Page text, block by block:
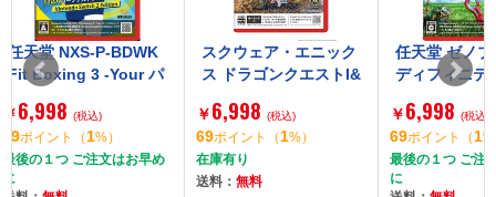
スクウェア・エニック
ス ドラゴンクエストI&
ト]
￥6,998 (税込)
69ポイント（1
在庫有り
任天堂 ゼノブレイド
ディフィニティブ・エ
BQB SW2 [Nintendo
Switch 2ソフト]
￥6,998 (税込)
69ポイント（1
最後の１つ ご注文はお早め
に
任天堂 ス
レイダー
フト]
￥6,998 (
69ポイント（
在庫有り